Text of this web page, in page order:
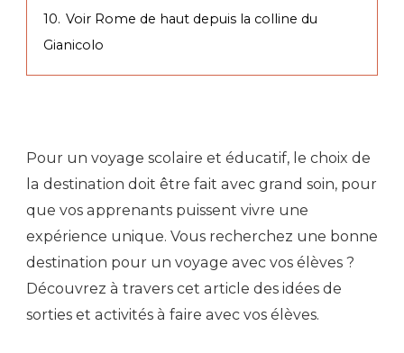
10. Voir Rome de haut depuis la colline du
Gianicolo
Pour un voyage scolaire et éducatif, le choix de
la destination doit être fait avec grand soin, pour
que vos apprenants puissent vivre une
expérience unique. Vous recherchez une bonne
destination pour un voyage avec vos élèves ?
Découvrez à travers cet article des idées de
sorties et activités à faire avec vos élèves.